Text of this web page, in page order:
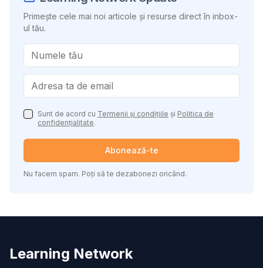
Primește cele mai noi articole și resurse direct în inbox-
ul tău.
Sunt de acord cu Termenii și condițiile și Politica de
confidențialitate.
Abonează-te
Nu facem spam. Poți să te dezabonezi oricând.
Learning Network